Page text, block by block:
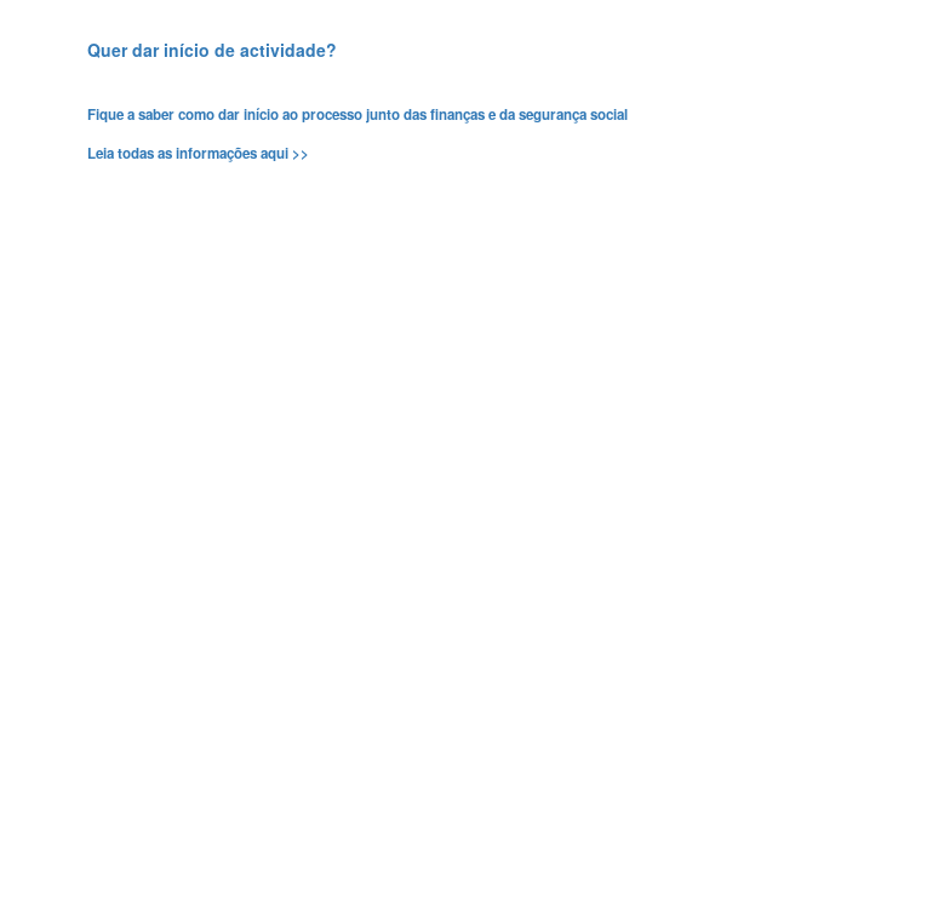
Quer dar início de actividade?
Fique a saber como dar início ao processo junto das finanças e da segurança social
Leia todas as informações aqui >>